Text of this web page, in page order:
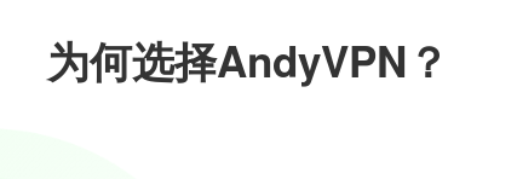
为何选择AndyVPN？